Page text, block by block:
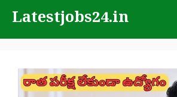
content
Latestjobs24.in